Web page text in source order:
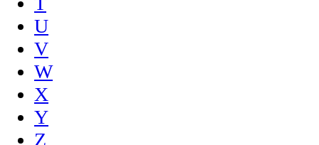
U
V
W
X
Y
Z